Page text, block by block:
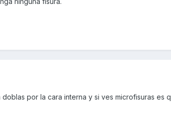
por la cara interna y si ves microfisuras es